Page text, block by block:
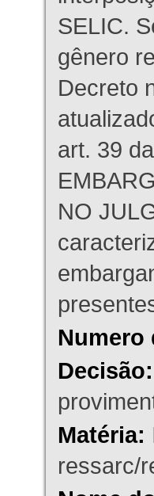
SELIC.
gênero
Decreto
art. 39
NO
Numero
Decisão:
Matéria:
ressarc/